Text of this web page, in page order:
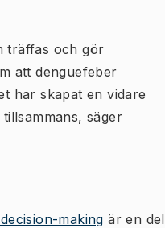
träffas och gör
att denguefeber
har skapat en vidare
säger
making är en del